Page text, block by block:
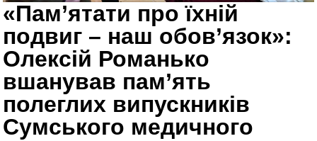
«Пам’ятати про їхній
подвиг – наш обов’язок»:
Олексій Романько
вшанував пам’ять
полеглих випускників
Сумського медичного